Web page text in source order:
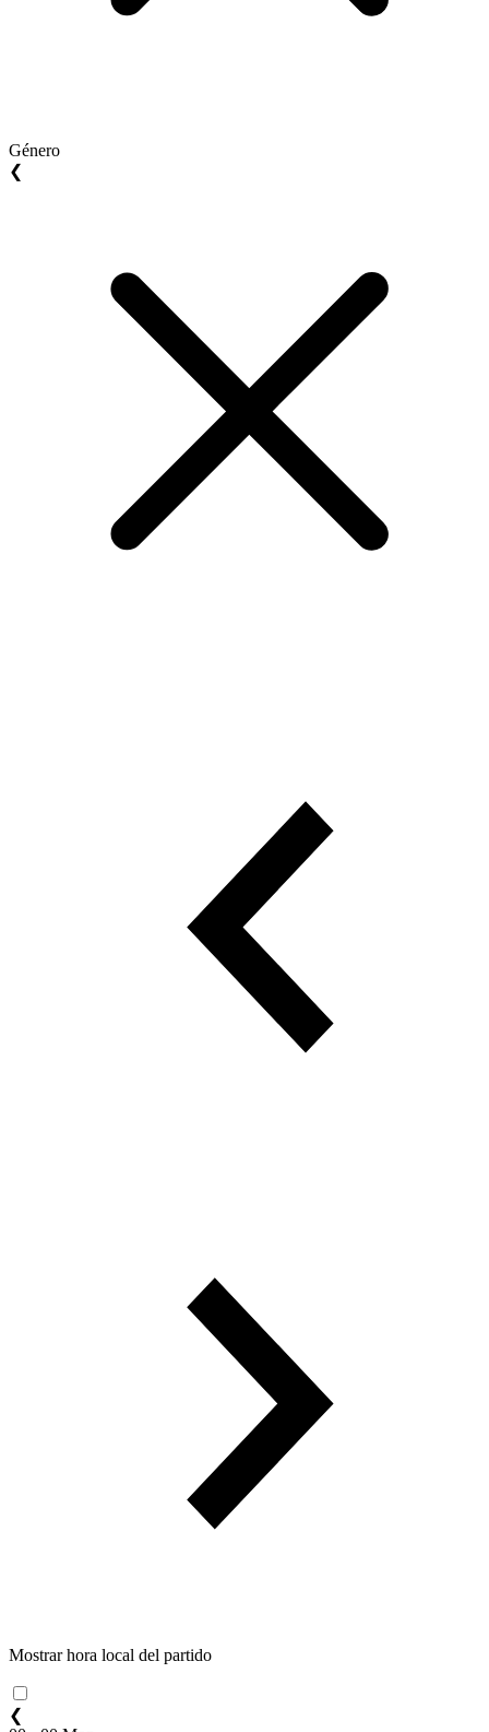
Género
❮
Mostrar hora local del partido
❮